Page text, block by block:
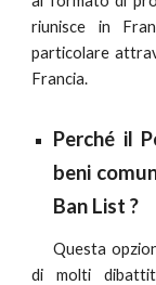
riunisce in
particolare
Francia.
Perché il
beni
Ban List?
Questa
di molti